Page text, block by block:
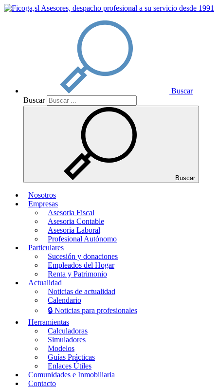
Buscar
Buscar
Buscar
Nosotros
Empresas
Asesoria Fiscal
Asesoria Contable
Asesoria Laboral
Profesional Autónomo
Particulares
Sucesión y donaciones
Empleados del Hogar
Renta y Patrimonio
Actualidad
Noticias de actualidad
Calendario
🔒 Noticias para profesionales
Herramientas
Calculadoras
Simuladores
Modelos
Guías Prácticas
Enlaces Útiles
Comunidades e Inmobiliaria
Contacto